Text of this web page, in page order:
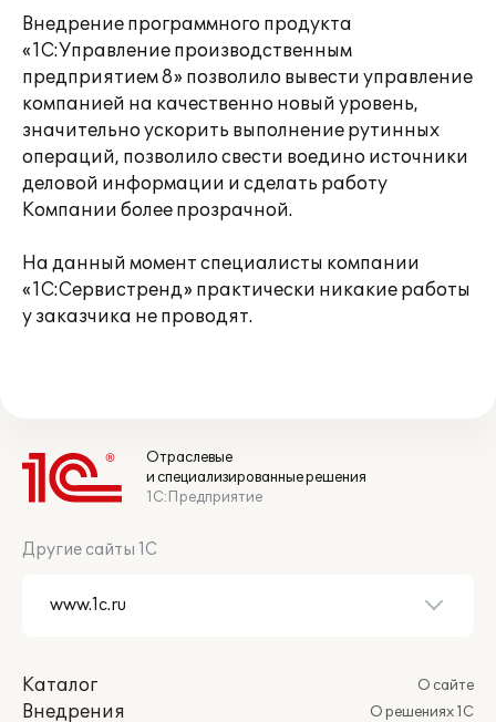
Внедрение программного продукта
«1С:Управление производственным
предприятием 8» позволило вывести управление
компанией на качественно новый уровень,
значительно ускорить выполнение рутинных
операций, позволило свести воедино источники
деловой информации и сделать работу
Компании более прозрачной.
На данный момент специалисты компании
«1С:Сервистренд» практически никакие работы
у заказчика не проводят.
Отраслевые
и специализированные решения
1С:Предприятие
Другие сайты 1С
Каталог
Внедрения
О сайте
О решениях 1С